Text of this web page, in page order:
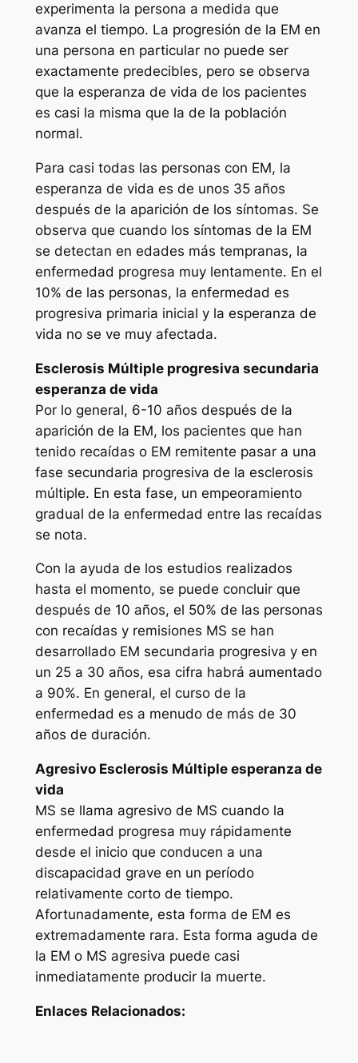
experimenta la persona a medida que
avanza el tiempo. La progresión de la EM en
una persona en particular no puede ser
exactamente predecibles, pero se observa
que la esperanza de vida de los pacientes
es casi la misma que la de la población
normal.
Para casi todas las personas con EM, la
esperanza de vida es de unos 35 años
después de la aparición de los síntomas. Se
observa que cuando los síntomas de la EM
se detectan en edades más tempranas, la
enfermedad progresa muy lentamente. En el
10% de las personas, la enfermedad es
progresiva primaria inicial y la esperanza de
vida no se ve muy afectada.
Esclerosis Múltiple progresiva secundaria
esperanza de vida
Por lo general, 6-10 años después de la
aparición de la EM, los pacientes que han
tenido recaídas o EM remitente pasar a una
fase secundaria progresiva de la esclerosis
múltiple. En esta fase, un empeoramiento
gradual de la enfermedad entre las recaídas
se nota.
Con la ayuda de los estudios realizados
hasta el momento, se puede concluir que
después de 10 años, el 50% de las personas
con recaídas y remisiones MS se han
desarrollado EM secundaria progresiva y en
un 25 a 30 años, esa cifra habrá aumentado
a 90%. En general, el curso de la
enfermedad es a menudo de más de 30
años de duración.
Agresivo Esclerosis Múltiple esperanza de
vida
MS se llama agresivo de MS cuando la
enfermedad progresa muy rápidamente
desde el inicio que conducen a una
discapacidad grave en un período
relativamente corto de tiempo.
Afortunadamente, esta forma de EM es
extremadamente rara. Esta forma aguda de
la EM o MS agresiva puede casi
inmediatamente producir la muerte.
Enlaces Relacionados: